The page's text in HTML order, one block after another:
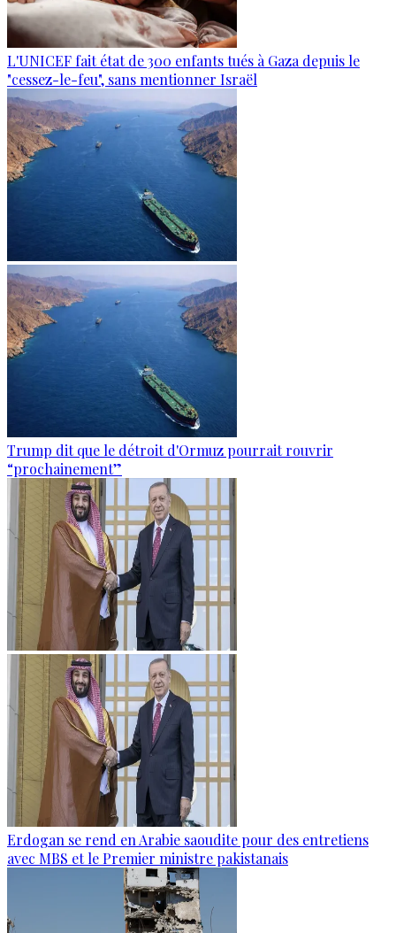
L'UNICEF fait état de 300 enfants tués à Gaza depuis le
"cessez-le-feu", sans mentionner Israël
Trump dit que le détroit d'Ormuz pourrait rouvrir
“prochainement”
Erdogan se rend en Arabie saoudite pour des entretiens
avec MBS et le Premier ministre pakistanais